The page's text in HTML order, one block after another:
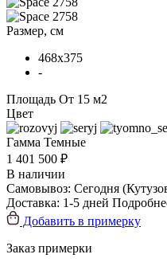
Размер, см
468x375
-
Площадь От 15 м2
Цвет
Гамма Темные
1 401 500 ₽
В наличии
Самовывоз: Сегодня
Доставка: 1-5 дней
Добавить в примерку
Заказ примерки